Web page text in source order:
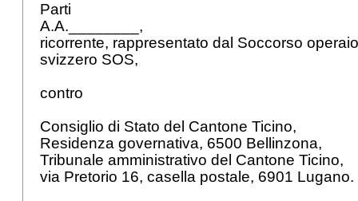
Parti
A.A.________,
ricorrente, rappresentato dal Soccorso
svizzero SOS,
contro
Consiglio di Stato del Cantone Ticino,
Residenza governativa, 6500 Bellinzona,
Tribunale amministrativo del Cantone Ticino,
via Pretorio 16, casella postale, 6901 Lugano.